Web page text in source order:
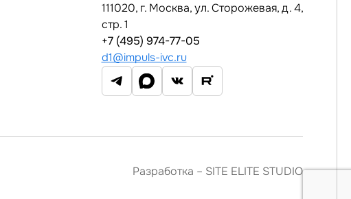
111020, г. Москва, ул. Сторожевая, д. 4,
стр. 1
+7 (495) 974-77-05
d1@impuls-ivc.ru
Разработка – SITE ELITE STUDIO